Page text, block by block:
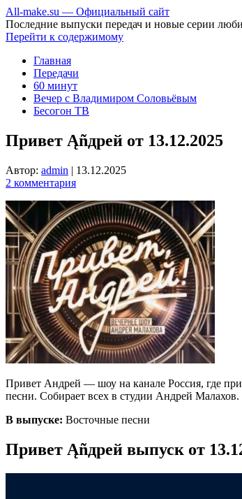
All-make.su — Официальный сайт
Последние выпуски передач и новые серии
Перейти к содержимому
Главная
Передачи
60 минут
Вечер с Владимиром Соловьёвым
Бесогон ТВ
Привет Ąñдpей от 13.12.2025
Автор: admin | 13.12.2025
2 комментария
Привет Андрей — шоу на канале Россия, где
песни. Собирает всех в студии Андрей Малахов.
В выпуске: Восточные песни
Привет Ąñдpей выпуск от